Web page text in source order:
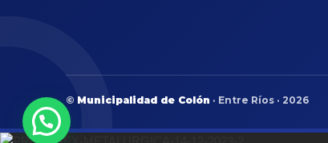
© Municipalidad de Colón · Entre Ríos · 2026